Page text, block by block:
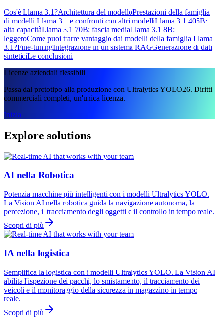
Cos'è Llama 3.1?Architettura del modelloPrestazioni della famiglia
di modelli Llama 3.1 e confronti con altri modelliLlama 3.1 405B:
alta capacitàLlama 3.1 70B: fascia mediaLlama 3.1 8B:
leggeroCome puoi trarre vantaggio dai modelli della famiglia Llama
3.1?Fine-tuningIntegrazione in un sistema RAGGenerazione di dati
sinteticiLe conclusioni
Licenze aziendali flessibili
Passa dal prototipo alla produzione con Ultralytics YOLO26. Diritti
commerciali completi, un'unica licenza.
Inizia
Explore solutions
AI nella Robotica
Potenzia macchine più intelligenti con i modelli Ultralytics YOLO.
La Vision AI nella robotica guida la navigazione autonoma, la
percezione, il tracciamento degli oggetti e il controllo in tempo reale.
Scopri di più
IA nella logistica
Semplifica la logistica con i modelli Ultralytics YOLO. La Vision AI
abilita l'ispezione dei pacchi, lo smistamento, il tracciamento dei
veicoli e il monitoraggio della sicurezza in magazzino in tempo
reale.
Scopri di più